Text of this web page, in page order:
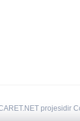
projesidir